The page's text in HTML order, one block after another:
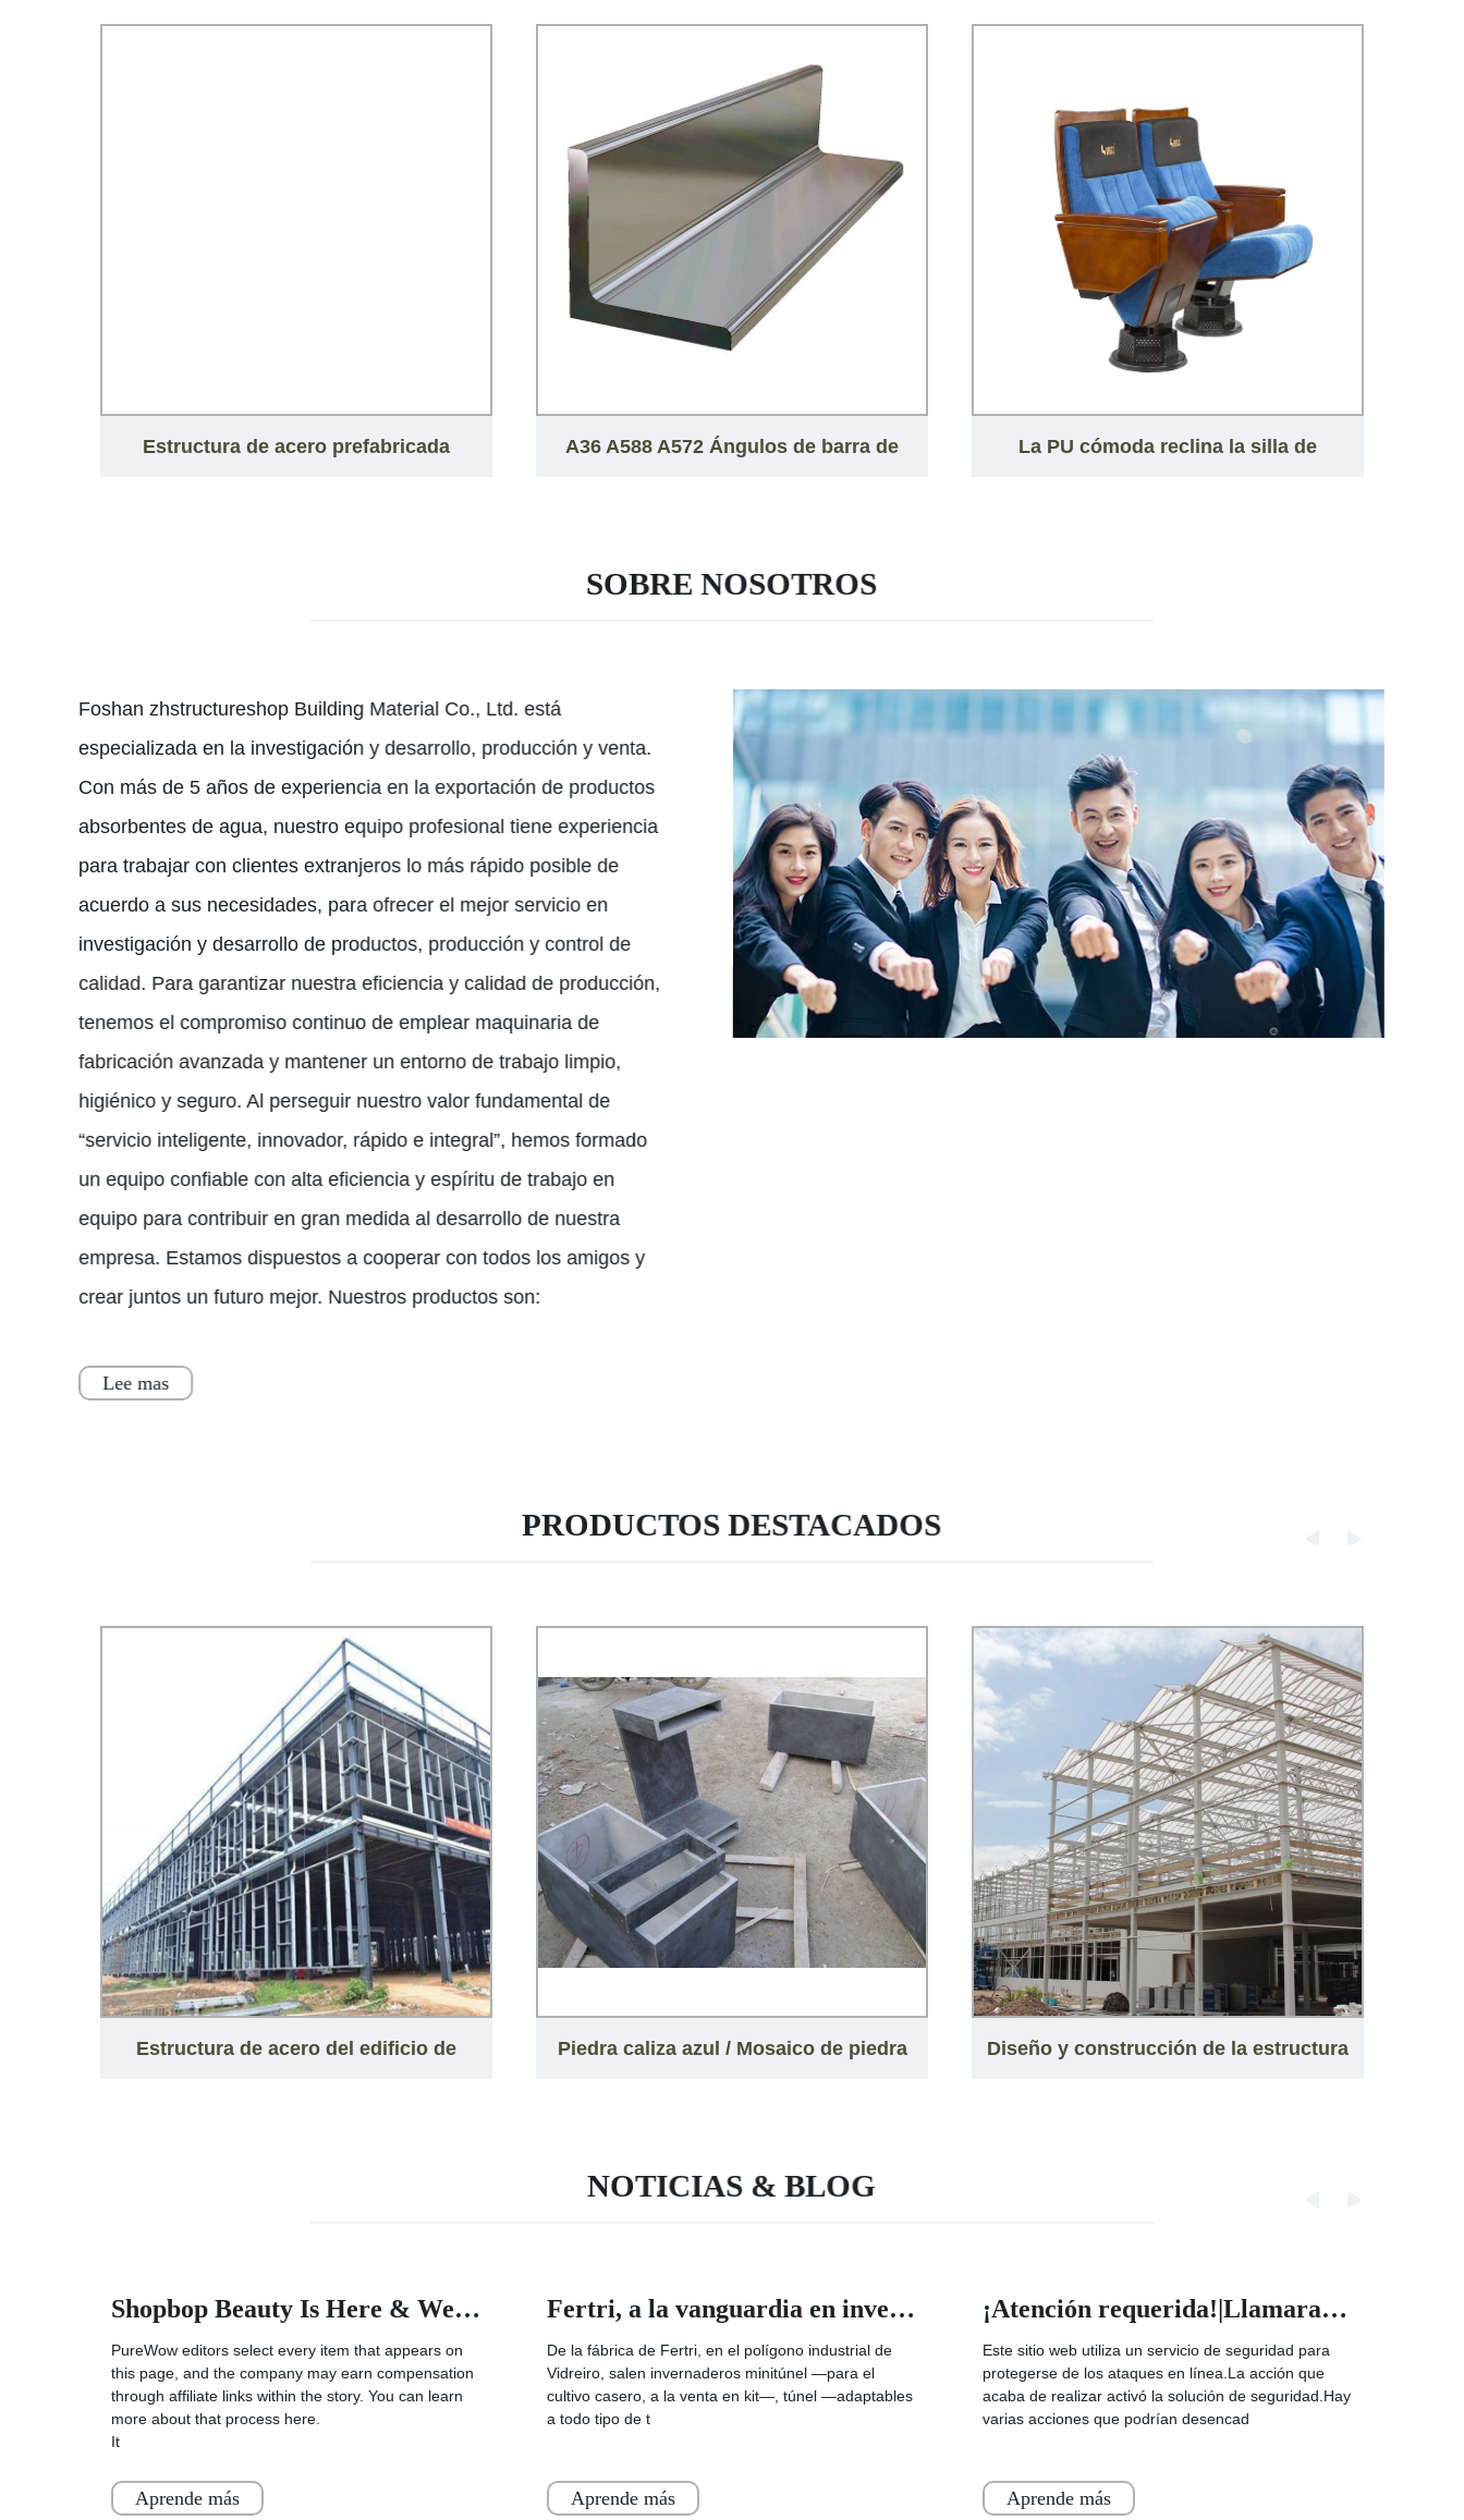
Estructura de acero prefabricada A36 A588 A572 Ángulos de barra de La PU cómoda reclina la silla de
SOBRE NOSOTROS
Foshan zhstructureshop Building Material Co., Ltd. está
especializada en la investigación y desarrollo, producción y venta.
Con más de 5 años de experiencia en la exportación de productos
absorbentes de agua, nuestro equipo profesional tiene experiencia
para trabajar con clientes extranjeros lo más rápido posible de
acuerdo a sus necesidades, para ofrecer el mejor servicio en
investigación y desarrollo de productos, producción y control de
calidad. Para garantizar nuestra eficiencia y calidad de producción,
tenemos el compromiso continuo de emplear maquinaria de
fabricación avanzada y mantener un entorno de trabajo limpio,
higiénico y seguro. Al perseguir nuestro valor fundamental de
“servicio inteligente, innovador, rápido e integral”, hemos formado
un equipo confiable con alta eficiencia y espíritu de trabajo en
equipo para contribuir en gran medida al desarrollo de nuestra
empresa. Estamos dispuestos a cooperar con todos los amigos y
crear juntos un futuro mejor. Nuestros productos son:
Lee mas
PRODUCTOS DESTACADOS
Estructura de acero del edificio de Piedra caliza azul / Mosaico de piedra
China
Diseño y construcción de la estructura
NOTICIAS & BLOG
Shopbop Beauty Is Here & We Need These 7 Products Now - PureWow
PureWow editors select every item that appears on
this page, and the company may earn compensation
through affiliate links within the story. You can learn
more about that process here.
It
Aprende más
Fertri, a la vanguardia en invernaderos desde Pontedeume
De la fábrica de Fertri, en el polígono industrial de
Vidreiro, salen invernaderos minitúnel —para el
cultivo casero, a la venta en kit—, túnel —adaptables
a todo tipo de t
Aprende más
¡Atención requerida!|Llamarada de la nube
Este sitio web utiliza un servicio de seguridad para
protegerse de los ataques en línea.La acción que
acaba de realizar activó la solución de seguridad.Hay
varias acciones que podrían desencad
Aprende más